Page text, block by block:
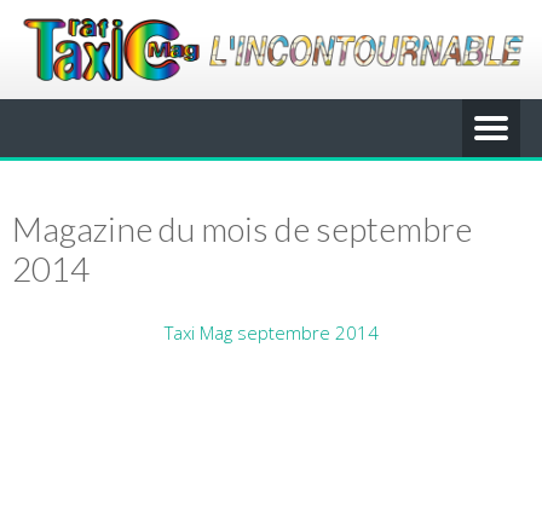
Magazine du mois de septembre
2014
Taxi Mag septembre 2014